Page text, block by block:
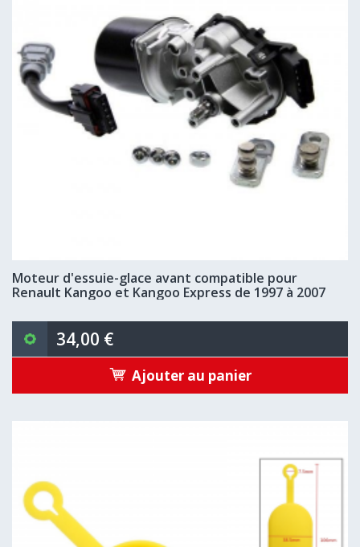
Moteur d'essuie-glace avant compatible pour
Renault Kangoo et Kangoo Express de 1997 à 2007
34,00 €
Ajouter au panier